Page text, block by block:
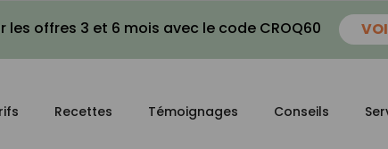
les offres 3 et 6 mois avec le code CROQ60
Recettes Témoignages Conseils